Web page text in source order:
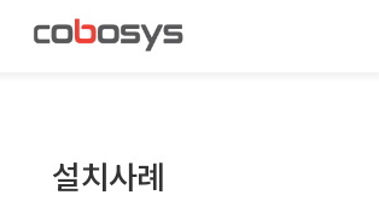
설치사례